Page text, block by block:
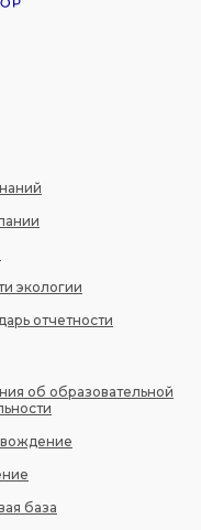
экологии
отчетности
об образовательной
база